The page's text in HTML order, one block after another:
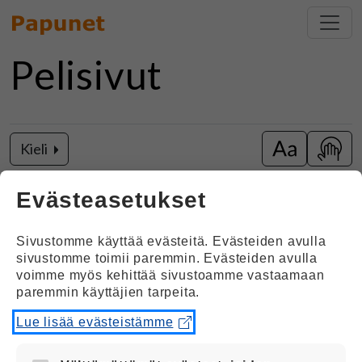
Pelisivut
Kieli
Vaihda isot
Eetun joulumatka
Evästeasetukset
Sivustomme käyttää evästeitä. Evästeiden avulla
sivustomme toimii paremmin. Evästeiden avulla
voimme myös kehittää sivustoamme vastaamaan
paremmin käyttäjien tarpeita.
Lue lisää evästeistämme